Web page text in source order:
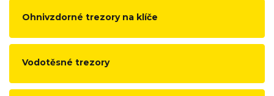
Ohnivzdorné trezory na klíče
Vodotěsné trezory